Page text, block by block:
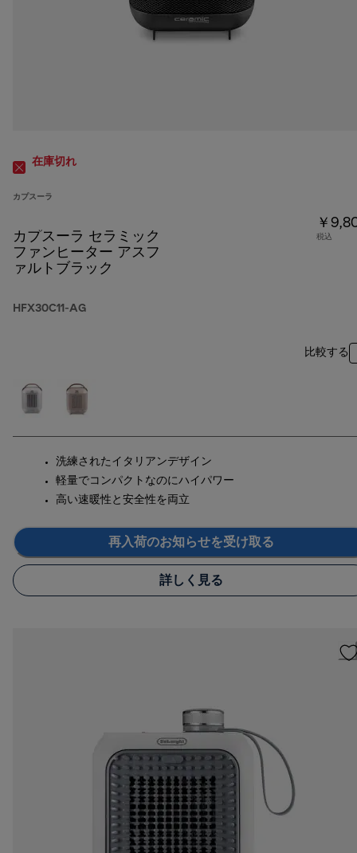
在庫切れ
カプスーラ
カプスーラ セラミック
ファンヒーター アスフ
ァルトブラック
HFX30C11-AG
￥
税込
比較する
洗練されたイタリアンデザイン
軽量でコンパクトなのにハイパワー
高い速暖性と安全性を両立
再入荷のお知らせを受け取る
詳しく見る